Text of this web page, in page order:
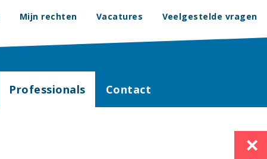
Mijn rechten Vacatures Veelgestelde vragen
Professionals Contact